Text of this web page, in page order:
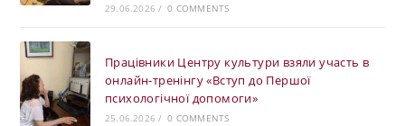
29.06.2026 / 0 COMMENTS
Працівники Центру культури взяли участь в
онлайн-тренінгу «Вступ до Першої
психологічної допомоги»
25.06.2026 / 0 COMMENTS